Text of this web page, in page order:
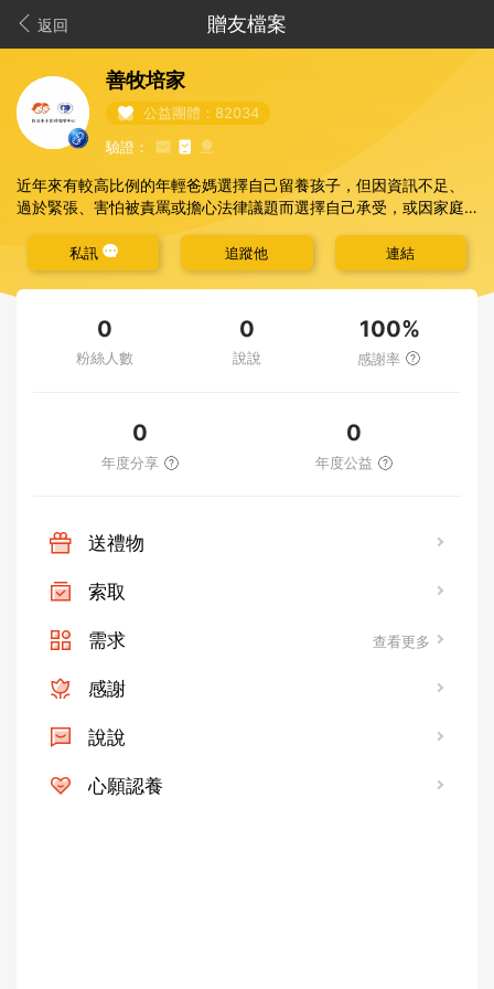
返回 贈友檔案
善牧培家
公益團體：82034
驗證：
近年來有較高比例的年輕爸媽選擇自己留養孩子，但因資訊不足、
過於緊張、害怕被責罵或擔心法律議題而選擇自己承受，或因家庭
獲得良好的支持與照顧。對於年輕爸媽來說，並非全然因不負責任
而衍生問題，而是這些年輕爸媽在成長過程也沒有好好被教養長
大。他們也可能正值需要被照顧的青少年時期，因此在照顧及教育
小小孩的辛苦過程，需要很多的指導、協助，以及支持。
私訊 追蹤他 連結
0
粉絲人數
0
說說
100%
感謝率
0
年度分享
0
年度公益
送禮物
索取
需求 查看更多
感謝
說說
心願認養